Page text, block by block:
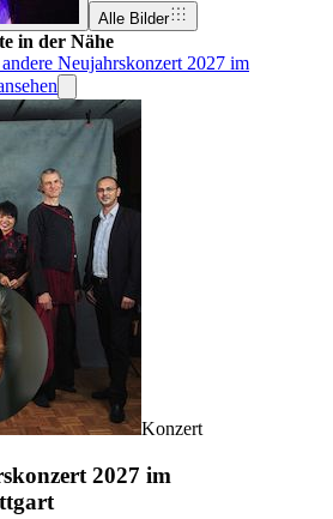
Alle Bilder
in der Nähe
Neujahrskonzert 2027 im
Konzert
2027 im